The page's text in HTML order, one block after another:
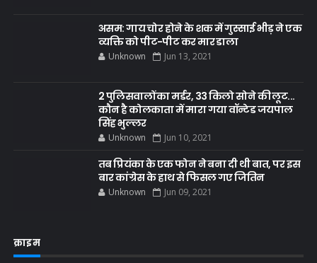
असम: गाय चोर होने के शक में गुस्साई भीड़ ने एक
व्यक्ति को पीट-पीट कर मार डाला
Unknown Jun 13, 2021
2 पुलिसवालों का मर्डर, 33 किलो सोने की लूट...
कौन है कोलकाता में मारा गया वॉन्टेड जयपाल
सिंह भुल्लर
Unknown Jun 10, 2021
तब प्रियंका के एक फोन ने बना दी थी बात, पर इस
बार कांग्रेस के हाथ से फिसल गए जितिन
Unknown Jun 09, 2021
क्राइम